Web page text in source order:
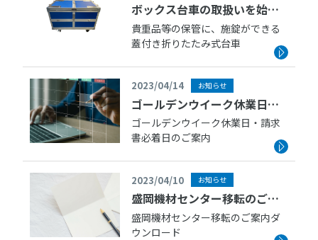
ボックス台車の取扱いを始め
ました
貴重品等の保管に、施錠ができる
蓋付き折りたたみ式台車
2023/04/14 お知らせ
ゴールデンウイーク休業日・
請求書必着日のご案内
ゴールデンウイーク休業日・請求
書必着日のご案内
2023/04/10 お知らせ
盛岡機材センター移転のご案
内
盛岡機材センター移転のご案内ダ
ウンロード